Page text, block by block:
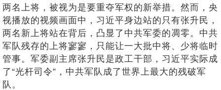
两名上将，被视为是要重夺军权的新举措。然而，央
视播放的视频画面中，习近平身边站的只有张升民，
两名新上将站在背后，凸显了中共军委的凋零。中共
军队残存的上将寥寥，只能让一大批中将、少将临时
管事。军委副主席张升民是政工干部，习近平实际成
了“光杆司令”，中共军队成了世界上最大的残破军
队。